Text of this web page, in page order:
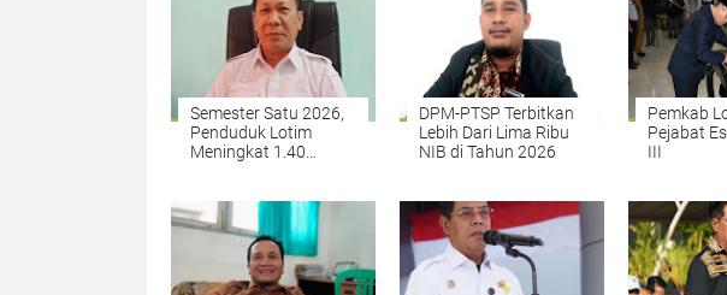
Semester Satu 2026,
Penduduk Lotim
Meningkat 1.40
DPM-PTSP Terbitkan
Lebih Dari Lima Ribu
NIB di Tahun 2026
Pemkab
Pejabat
III